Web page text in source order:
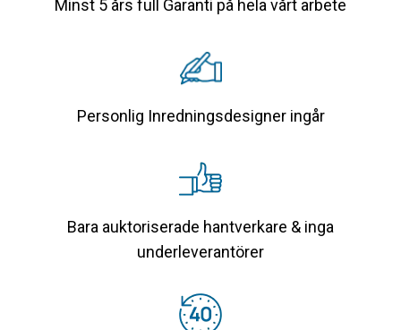
Minst 5 års full Garanti på hela vårt arbete
Personlig Inredningsdesigner ingår
Bara auktoriserade hantverkare & inga
underleverantörer